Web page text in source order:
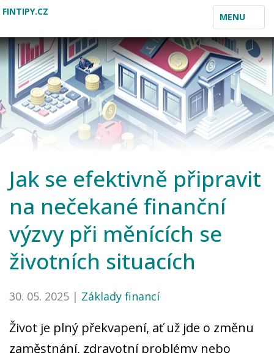
TOGGLE
NAVIGATION
MENU
FINTIPY.CZ
Jak se efektivně připravit
na nečekané finanční
výzvy při měnících se
životních situacích
30. 05. 2025 | Základy financí
Život je plný překvapení, ať už jde o změnu
zaměstnání, zdravotní problémy nebo